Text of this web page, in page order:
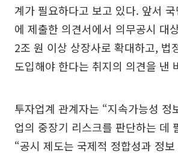
계가 필요하다고 보고 있다. 앞서
에 제출한 의견서에서 의무공시 대
2조 원 이상 상장사로 확대하고, 법
도입해야 한다는 취지의 의견을 낸
투자업계 관계자는 “지속가능성 정
업의 중장기 리스크를 판단하는 데
“공시 제도는 국제적 정합성과 정